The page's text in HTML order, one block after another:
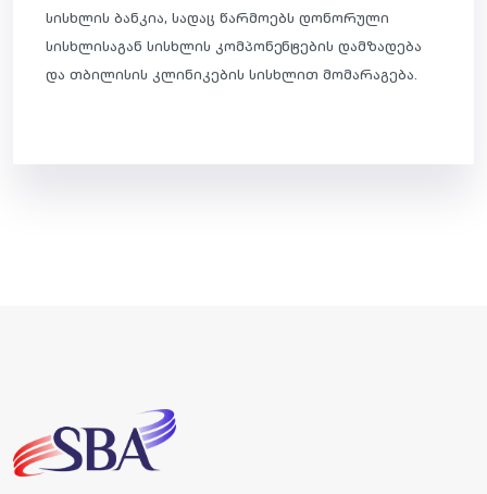
სისხლის ბანკია, სადაც წარმოებს დონორული
სისხლისაგან სისხლის კომპონენტების დამზადება
და თბილისის კლინიკების სისხლით მომარაგება.